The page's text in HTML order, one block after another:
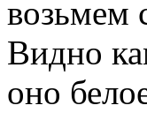
возьмем
Видно
оно